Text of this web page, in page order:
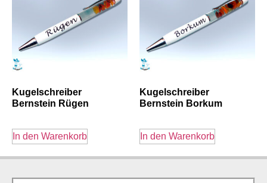
Kugelschreiber
Bernstein Rügen
In den Warenkorb
Kugelschreiber
Bernstein Borkum
In den Warenkorb